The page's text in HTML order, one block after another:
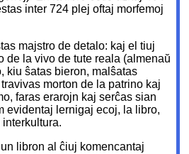
inter 724 plej oftaj morfemoj
majstro de detalo: kaj el tiuj
de la vivo de tute reala (almenaŭ
kiu ŝatas bieron, malŝatas
morton de la patrino kaj
faras erarojn kaj serĉas sian
evidentaj lernigaj ecoj, la libro,
interkultura.
libron al ĉiuj komencantaj